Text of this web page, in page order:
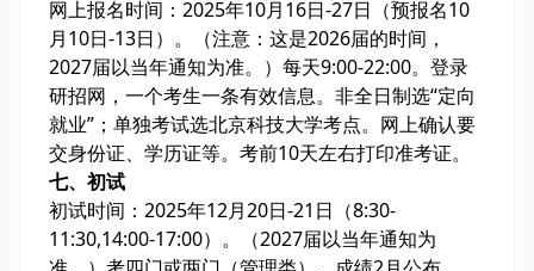
网上报名时间：2025年10月16日-27日（预报名10
月10日-13日）。（注意：这是2026届的时间，
2027届以当年通知为准。）每天9:00-22:00。登录
研招网，一个考生一条有效信息。非全日制选“定向
就业”；单独考试选北京科技大学考点。网上确认要
交身份证、学历证等。考前10天左右打印准考证。
七、初试
初试时间：2025年12月20日-21日（8:30-
11:30,14:00-17:00）。（2027届以当年通知为